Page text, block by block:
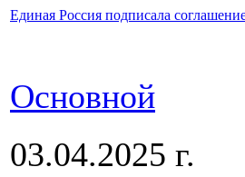
Единая Россия подписала
Основной
03.04.2025 г.